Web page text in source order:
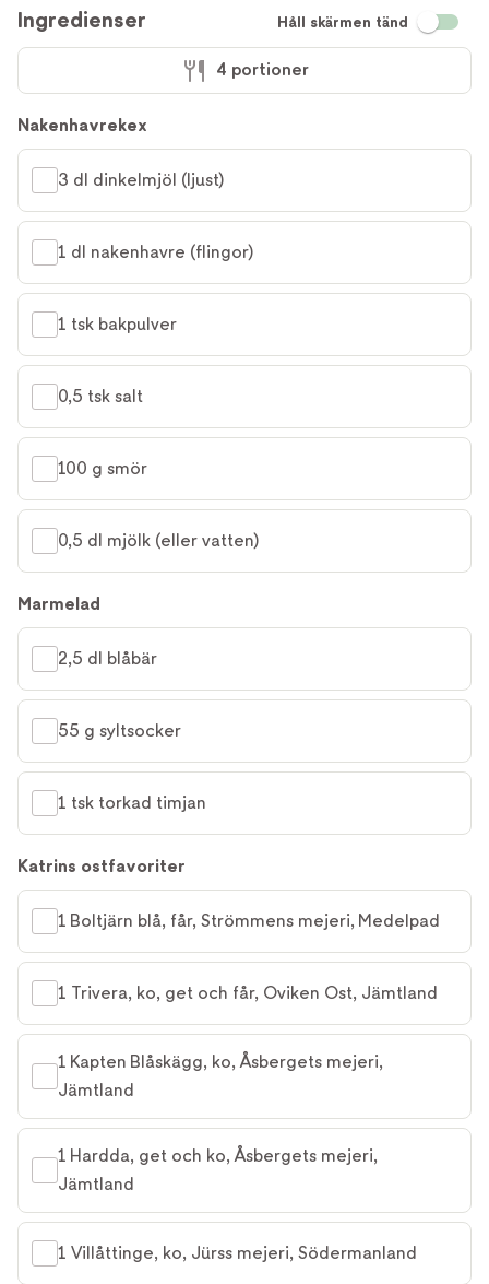
Ingredienser Håll skärmen tänd
4 portioner
Nakenhavrekex
3 dl dinkelmjöl (ljust)
1 dl nakenhavre (flingor)
1 tsk bakpulver
0,5 tsk salt
100 g smör
0,5 dl mjölk (eller vatten)
Marmelad
2,5 dl blåbär
55 g syltsocker
1 tsk torkad timjan
Katrins ostfavoriter
1 Boltjärn blå, får, Strömmens mejeri, Medelpad
1 Trivera, ko, get och får, Oviken Ost, Jämtland
1 Kapten Blåskägg, ko, Åsbergets mejeri,
Jämtland
1 Hardda, get och ko, Åsbergets mejeri,
Jämtland
1 Villåttinge, ko, Jürss mejeri, Södermanland